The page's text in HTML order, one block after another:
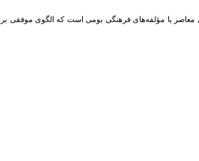
معاصر با مؤلفه‌های فرهنگی بومی است که الگوی موفقی